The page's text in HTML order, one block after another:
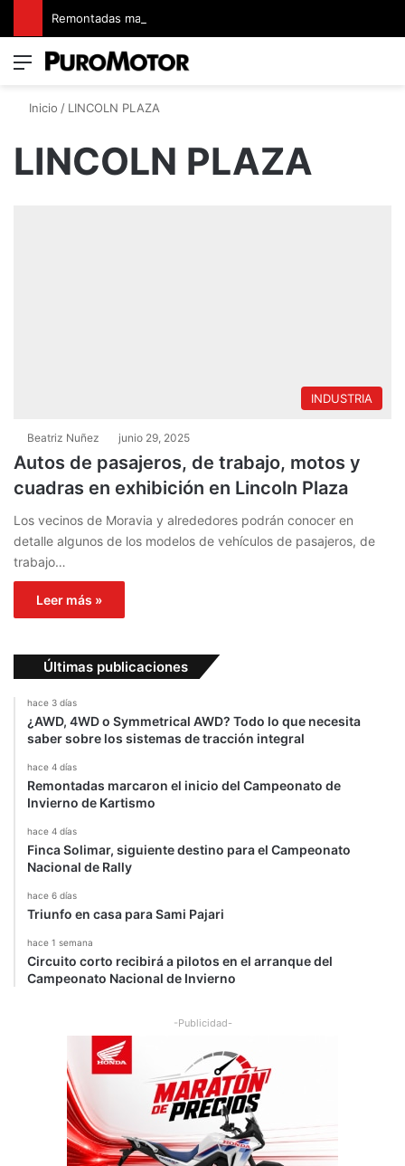
Menú
Inicio / LINCOLN PLAZA
LINCOLN PLAZA
INDUSTRIA
Beatriz Nuñez junio 29, 2025
Autos de pasajeros, de trabajo, motos y
cuadras en exhibición en Lincoln Plaza
Los vecinos de Moravia y alrededores podrán conocer en
detalle algunos de los modelos de vehículos de pasajeros, de
trabajo…
Leer más »
Últimas publicaciones
hace 3 días
¿AWD, 4WD o Symmetrical AWD? Todo lo que necesita
saber sobre los sistemas de tracción integral
hace 4 días
Remontadas marcaron el inicio del Campeonato de
Invierno de Kartismo
hace 4 días
Finca Solimar, siguiente destino para el Campeonato
Nacional de Rally
hace 6 días
Triunfo en casa para Sami Pajari
hace 1 semana
Circuito corto recibirá a pilotos en el arranque del
Campeonato Nacional de Invierno
-Publicidad-